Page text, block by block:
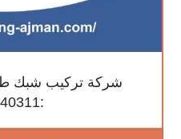
شركة تركيب شبك
:0501640311